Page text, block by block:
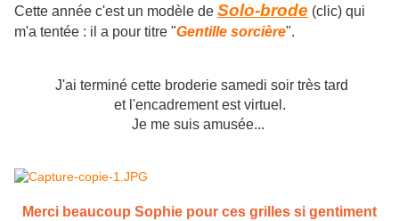
Cette année c'est un modèle de Solo-brode (clic) qui
m'a tentée : il a pour titre "Gentille sorcière".
J'ai terminé cette broderie samedi soir très tard
et l'encadrement est virtuel.
Je me suis amusée...
Merci beaucoup Sophie pour ces grilles si gentiment